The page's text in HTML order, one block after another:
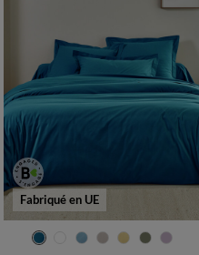
Fabriqué en UE